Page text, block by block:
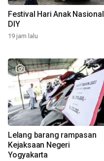
Festival Hari Anak Nasional
DIY
19 jam lalu
Lelang barang rampasan
Kejaksaan Negeri
Yogyakarta